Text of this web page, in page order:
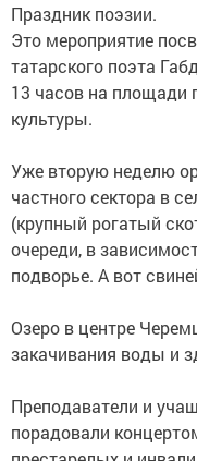
Праздник поэзии.
Это мероприятие
татарского поэта
13 часов на
культуры.
Уже вторую неделю
частного сектора в
(крупный рогатый
очереди, в
подворье. А вот
Озеро в центре
закачивания воды и
Преподаватели и
порадовали